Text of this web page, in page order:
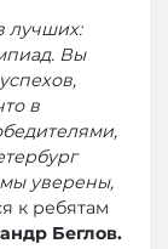
лучших:
Вы
в
уверены,
к ребятам
Беглов.